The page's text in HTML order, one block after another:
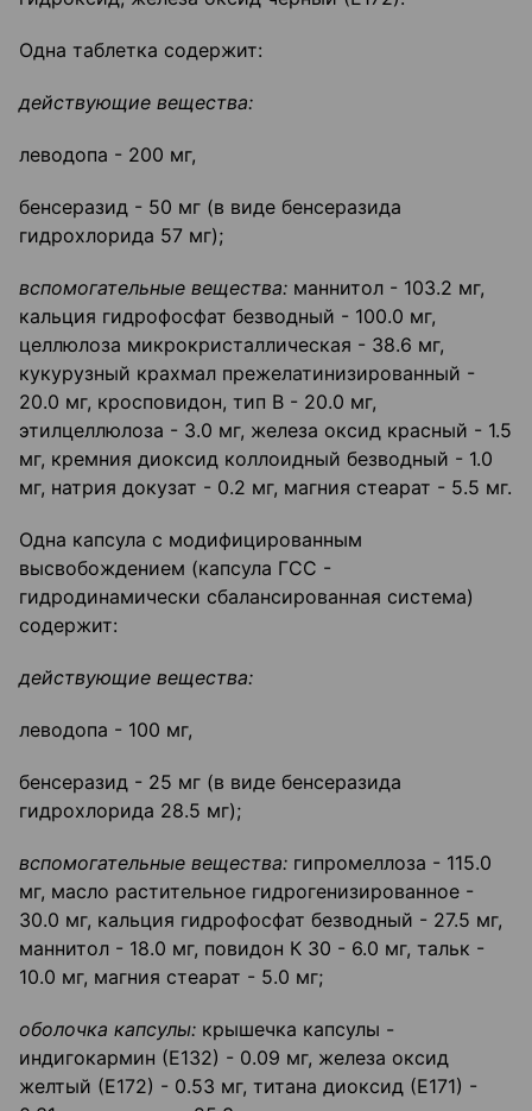
Одна таблетка содержит:
действующие вещества:
леводопа - 200 мг,
бенсеразид - 50 мг (в виде бенсеразида
гидрохлорида 57 мг);
вспомогательные вещества: маннитол - 103.2 мг,
кальция гидрофосфат безводный - 100.0 мг,
целлюлоза микрокристаллическая - 38.6 мг,
кукурузный крахмал прежелатинизированный -
20.0 мг, кросповидон, тип В - 20.0 мг,
этилцеллюлоза - 3.0 мг, железа оксид красный - 1.5
мг, кремния диоксид коллоидный безводный - 1.0
мг, натрия докузат - 0.2 мг, магния стеарат - 5.5 мг.
Одна капсула с модифицированным
высвобождением (капсула ГСС -
гидродинамически сбалансированная система)
содержит:
действующие вещества:
леводопа - 100 мг,
бенсеразид - 25 мг (в виде бенсеразида
гидрохлорида 28.5 мг);
вспомогательные вещества: гипромеллоза - 115.0
мг, масло растительное гидрогенизированное -
30.0 мг, кальция гидрофосфат безводный - 27.5 мг,
маннитол - 18.0 мг, повидон К 30 - 6.0 мг, тальк -
10.0 мг, магния стеарат - 5.0 мг;
оболочка капсулы: крышечка капсулы -
индигокармин (Е132) - 0.09 мг, железа оксид
желтый (Е172) - 0.53 мг, титана диоксид (Е171) -